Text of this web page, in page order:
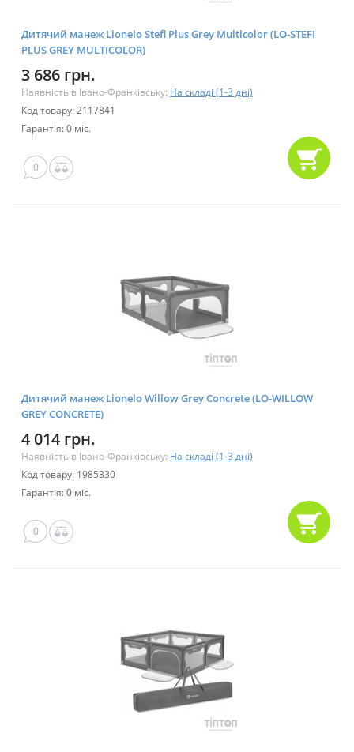
Дитячий манеж Lionelo Stefi Plus Grey Multicolor (LO-STEFI
PLUS GREY MULTICOLOR)
3 686 грн.
Наявність в Івано-Франківську: На складі (1-3 дні)
Код товару: 2117841
Гарантія: 0 міс.
0
Дитячий манеж Lionelo Willow Grey Concrete (LO-WILLOW
GREY CONCRETE)
4 014 грн.
Наявність в Івано-Франківську: На складі (1-3 дні)
Код товару: 1985330
Гарантія: 0 міс.
0